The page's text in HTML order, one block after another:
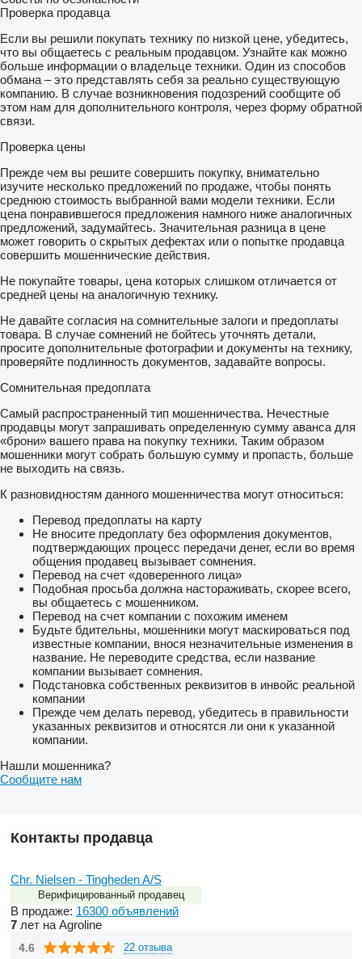
Проверка продавца
Если вы решили покупать технику по низкой цене, убедитесь,
что вы общаетесь с реальным продавцом. Узнайте как можно
больше информации о владельце техники. Один из способов
обмана – это представлять себя за реально существующую
компанию. В случае возникновения подозрений сообщите об
этом нам для дополнительного контроля, через форму обратной
связи.
Проверка цены
Прежде чем вы решите совершить покупку, внимательно
изучите несколько предложений по продаже, чтобы понять
среднюю стоимость выбранной вами модели техники. Если
цена понравившегося предложения намного ниже аналогичных
предложений, задумайтесь. Значительная разница в цене
может говорить о скрытых дефектах или о попытке продавца
совершить мошеннические действия.
Не покупайте товары, цена которых слишком отличается от
средней цены на аналогичную технику.
Не давайте согласия на сомнительные залоги и предоплаты
товара. В случае сомнений не бойтесь уточнять детали,
просите дополнительные фотографии и документы на технику,
проверяйте подлинность документов, задавайте вопросы.
Сомнительная предоплата
Самый распространенный тип мошенничества. Нечестные
продавцы могут запрашивать определенную сумму аванса для
«брони» вашего права на покупку техники. Таким образом
мошенники могут собрать большую сумму и пропасть, больше
не выходить на связь.
К разновидностям данного мошенничества могут относиться:
Перевод предоплаты на карту
Не вносите предоплату без оформления документов,
подтверждающих процесс передачи денег, если во время
общения продавец вызывает сомнения.
Перевод на счет «доверенного лица»
Подобная просьба должна настораживать, скорее всего,
вы общаетесь с мошенником.
Перевод на счет компании с похожим именем
Будьте бдительны, мошенники могут маскироваться под
известные компании, внося незначительные изменения в
название. Не переводите средства, если название
компании вызывает сомнения.
Подстановка собственных реквизитов в инвойс реальной
компании
Прежде чем делать перевод, убедитесь в правильности
указанных реквизитов и относятся ли они к указанной
компании.
Нашли мошенника?
Сообщите нам
Контакты продавца
Chr. Nielsen - Tingheden A/S
Верифицированный продавец
В продаже: 16300 объявлений
7 лет на Agroline
4.6 22 отзыва